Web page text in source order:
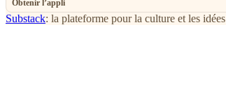
Obtenir l’appli
Substack: la plateforme pour la culture et les idées